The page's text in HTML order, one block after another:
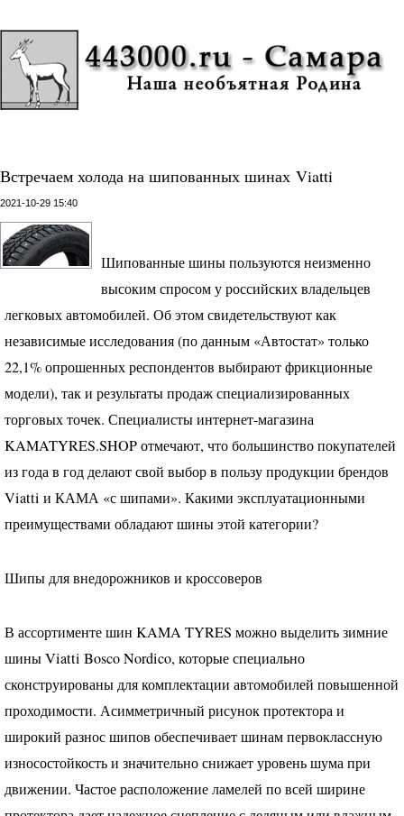
Встречаем холода на шипованных шинах Viatti
2021-10-29 15:40
Шипованные шины пользуются неизменно
высоким спросом у российских владельцев
легковых автомобилей. Об этом свидетельствуют как
независимые исследования (по данным «Автостат» только
22,1% опрошенных респондентов выбирают фрикционные
модели), так и результаты продаж специализированных
торговых точек. Специалисты интернет-магазина
KAMATYRES.SHOP отмечают, что большинство покупателей
из года в год делают свой выбор в пользу продукции брендов
Viatti и КАМА «с шипами». Какими эксплуатационными
преимуществами обладают шины этой категории?
Шипы для внедорожников и кроссоверов
В ассортименте шин KAMATYRES можно выделить зимние
шины Viatti Bosco Nordico, которые специально
сконструированы для комплектации автомобилей повышенной
проходимости. Асимметричный рисунок протектора и
широкий разнос шипов обеспечивает шинам первоклассную
износостойкость и значительно снижает уровень шума при
движении. Частое расположение ламелей по всей ширине